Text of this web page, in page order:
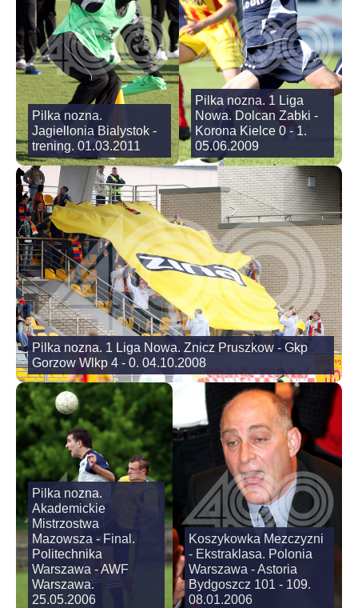
Pilka nozna.
Jagiellonia Bialystok -
trening. 01.03.2011
Pilka nozna. 1 Liga
Nowa. Dolcan Zabki -
Korona Kielce 0 - 1.
05.06.2009
Pilka nozna. 1 Liga Nowa. Znicz Pruszkow - Gkp
Gorzow Wlkp 4 - 0. 04.10.2008
Pilka nozna.
Akademickie
Mistrzostwa
Mazowsza - Final.
Politechnika
Warszawa - AWF
Warszawa.
25.05.2006
Koszykowka Mezczyzni
- Ekstraklasa. Polonia
Warszawa - Astoria
Bydgoszcz 101 - 109.
08.01.2006